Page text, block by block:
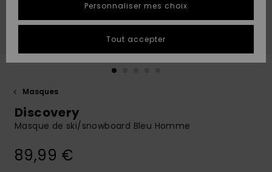
tailles
conversation
à votre
Masques
Discovery
Masque de ski/snowboard Bleu Homme
89,99 €
Personnaliser mes choix
Tout accepter